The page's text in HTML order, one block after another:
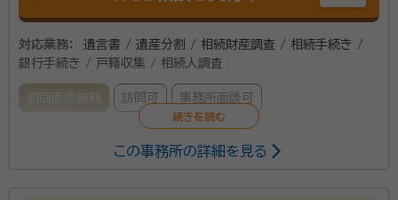
可能な限り対応します（要事前予約）。広島県及び近隣地
域であれば、原則としてこちらからお客様のご自宅まで
お伺いいたします。 また、有資格者である私が、最後ま
で責任をもって業務を担当いたします。 ４ 各種専門家
のネットワーク 相続関連業務をスムーズに進めるために
業者など、関連する専門業種との連携が欠かせません。
対応業務：
遺言書 / 遺産分割 / 相続財産調査 / 相続手続き /
銀行手続き / 戸籍収集 / 相続人調査
初回面談無料 訪問可 事務所面談可
この事務所の詳細を見る